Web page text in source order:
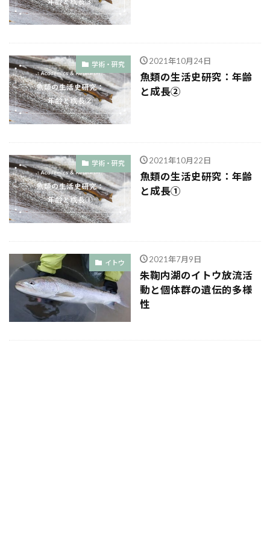
学術・研究 2021年10月24日
魚類の生活史研究：年齢
と成長②
学術・研究 2021年10月22日
魚類の生活史研究：年齢
と成長①
イトウ 2021年7月9日
朱鞠内湖のイトウ放流活
動と個体群の遺伝的多様
性